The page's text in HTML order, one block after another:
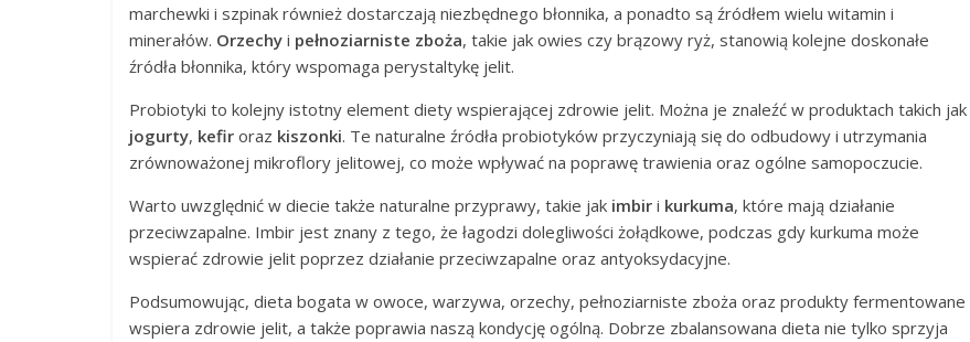
marchewki i szpinak również dostarczają niezbędnego błonnika, a ponadto są źródłem wielu witamin i
minerałów. Orzechy i pełnoziarniste zboża, takie jak owies czy brązowy ryż, stanowią kolejne doskonałe
źródła błonnika, który wspomaga perystaltykę jelit.
Probiotyki to kolejny istotny element diety wspierającej zdrowie jelit. Można je znaleźć w produktach takich jak
jogurty, kefir oraz kiszonki. Te naturalne źródła probiotyków przyczyniają się do odbudowy i utrzymania
zrównoważonej mikroflory jelitowej, co może wpływać na poprawę trawienia oraz ogólne samopoczucie.
Warto uwzględnić w diecie także naturalne przyprawy, takie jak imbir i kurkuma, które mają działanie
przeciwzapalne. Imbir jest znany z tego, że łagodzi dolegliwości żołądkowe, podczas gdy kurkuma może
wspierać zdrowie jelit poprzez działanie przeciwzapalne oraz antyoksydacyjne.
Podsumowując, dieta bogata w owoce, warzywa, orzechy, pełnoziarniste zboża oraz produkty fermentowane
wspiera zdrowie jelit, a także poprawia naszą kondycję ogólną. Dobrze zbalansowana dieta nie tylko sprzyja